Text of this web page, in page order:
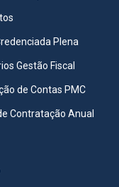
Plena
Gestão Fiscal
de Contas PMC
Contratação Anual